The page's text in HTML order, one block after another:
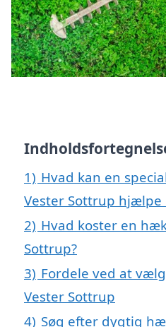
1) Hvad kan en
Vester Sottrup hjælpe
2) Hvad koster en
Sottrup?
3) Fordele ved at
Vester Sottrup
4) Søg efter dygtig